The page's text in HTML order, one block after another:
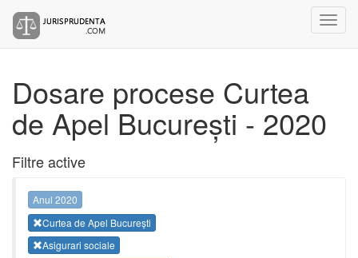
Dosare procese Curtea
de Apel București - 2020
Filtre active
Anul 2020
Curtea de Apel București
Asigurari sociale